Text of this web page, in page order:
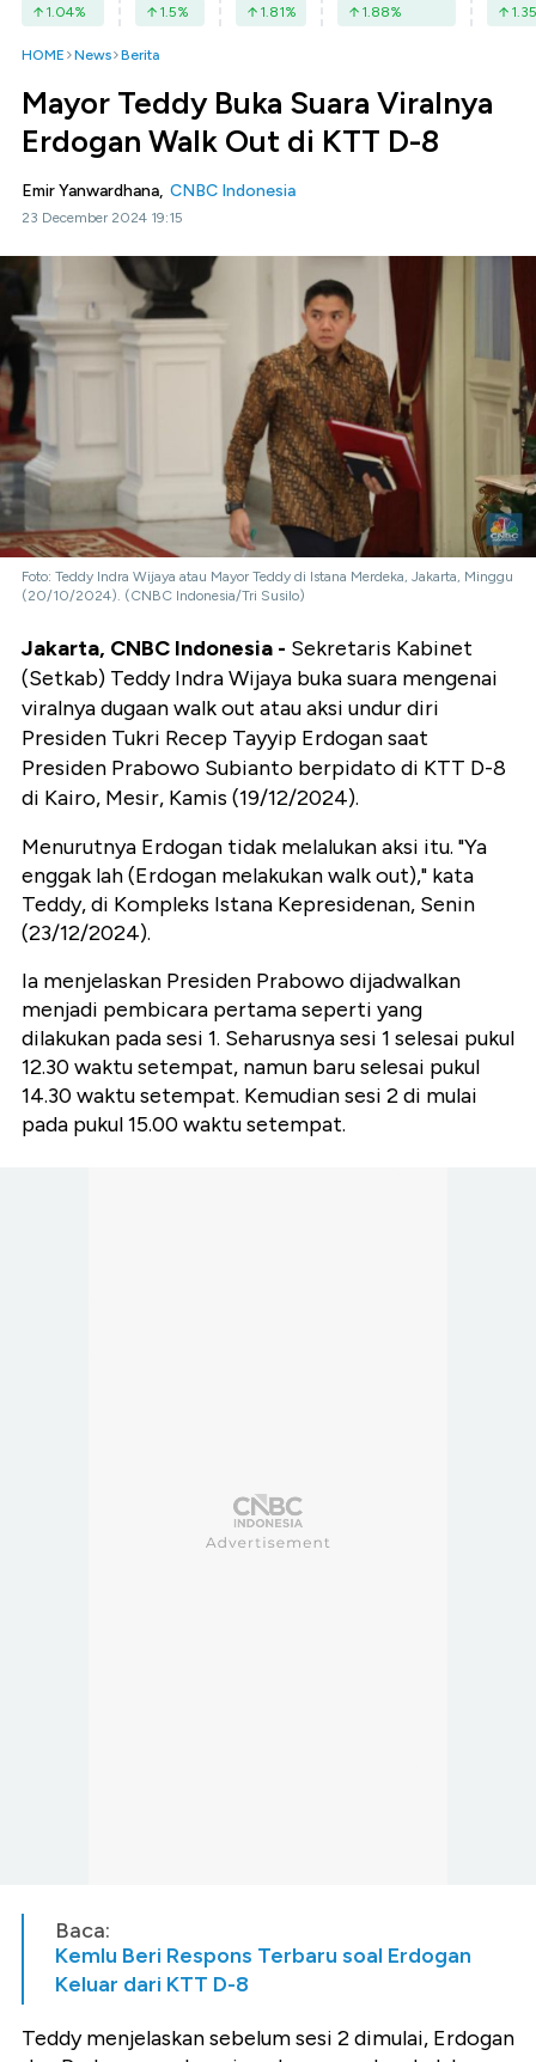
1.04% 1.5% 1.81% 1.88% 1.35
HOME News Berita
Mayor Teddy Buka Suara Viralnya
Erdogan Walk Out di KTT D-8
Emir Yanwardhana, CNBC Indonesia
23 December 2024 19:15
Foto: Teddy Indra Wijaya atau Mayor Teddy di Istana Merdeka, Jakarta, Minggu
(20/10/2024). (CNBC Indonesia/Tri Susilo)
Jakarta, CNBC Indonesia - Sekretaris Kabinet
(Setkab) Teddy Indra Wijaya buka suara mengenai
viralnya dugaan walk out atau aksi undur diri
Presiden Tukri Recep Tayyip Erdogan saat
Presiden Prabowo Subianto berpidato di KTT D-8
di Kairo, Mesir, Kamis (19/12/2024).
Menurutnya Erdogan tidak melalukan aksi itu. "Ya
enggak lah (Erdogan melakukan walk out)," kata
Teddy, di Kompleks Istana Kepresidenan, Senin
(23/12/2024).
Ia menjelaskan Presiden Prabowo dijadwalkan
menjadi pembicara pertama seperti yang
dilakukan pada sesi 1. Seharusnya sesi 1 selesai pukul
12.30 waktu setempat, namun baru selesai pukul
14.30 waktu setempat. Kemudian sesi 2 di mulai
pada pukul 15.00 waktu setempat.
Baca:
Kemlu Beri Respons Terbaru soal Erdogan
Keluar dari KTT D-8
Teddy menjelaskan sebelum sesi 2 dimulai, Erdogan